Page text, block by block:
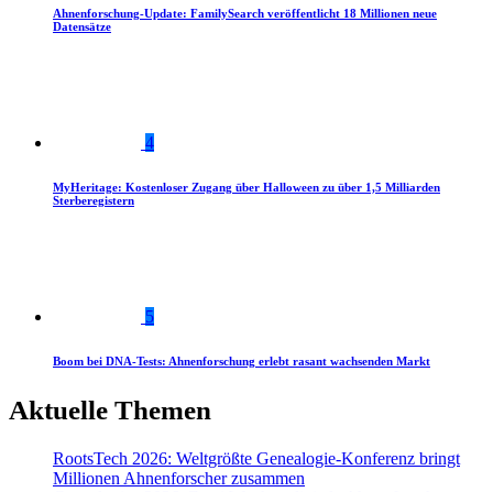
Ahnenforschung-Update: FamilySearch veröffentlicht 18 Millionen neue
Datensätze
4
MyHeritage: Kostenloser Zugang über Halloween zu über 1,5 Milliarden
Sterberegistern
5
Boom bei DNA-Tests: Ahnenforschung erlebt rasant wachsenden Markt
Aktuelle Themen
RootsTech 2026: Weltgrößte Genealogie-Konferenz bringt
Millionen Ahnenforscher zusammen